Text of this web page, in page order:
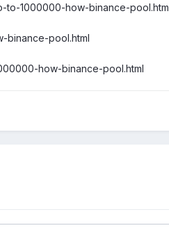
to-1000000-how-binance-
binance-pool.html
how-binance-pool.html